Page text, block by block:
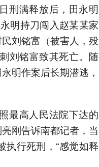
刑满释放后，田永明
明持刀闯入赵某某家
刘铭富（被害人，殁
刘铭富致其死亡。随
明作案后长期潜逃，
最高人民法院下达的
刚告诉南都记者，当
执行死刑，“感觉如释